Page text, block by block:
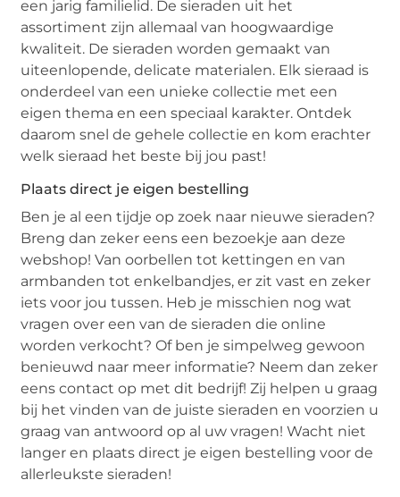
een jarig familielid. De sieraden uit het
assortiment zijn allemaal van hoogwaardige
kwaliteit. De sieraden worden gemaakt van
uiteenlopende, delicate materialen. Elk sieraad is
onderdeel van een unieke collectie met een
eigen thema en een speciaal karakter. Ontdek
daarom snel de gehele collectie en kom erachter
welk sieraad het beste bij jou past!
Plaats direct je eigen bestelling
Ben je al een tijdje op zoek naar nieuwe sieraden?
Breng dan zeker eens een bezoekje aan deze
webshop! Van oorbellen tot kettingen en van
armbanden tot enkelbandjes, er zit vast en zeker
iets voor jou tussen. Heb je misschien nog wat
vragen over een van de sieraden die online
worden verkocht? Of ben je simpelweg gewoon
benieuwd naar meer informatie? Neem dan zeker
eens contact op met dit bedrijf! Zij helpen u graag
bij het vinden van de juiste sieraden en voorzien u
graag van antwoord op al uw vragen! Wacht niet
langer en plaats direct je eigen bestelling voor de
allerleukste sieraden!